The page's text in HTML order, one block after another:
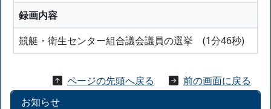
録画内容
競艇・衛生センター組合議会議員の選挙 (1分46秒)
ページの先頭へ戻る
前の画面に戻る
お知らせ